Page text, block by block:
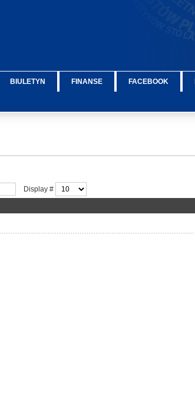
BIULETYN FINANSE FACEBOOK
Display #